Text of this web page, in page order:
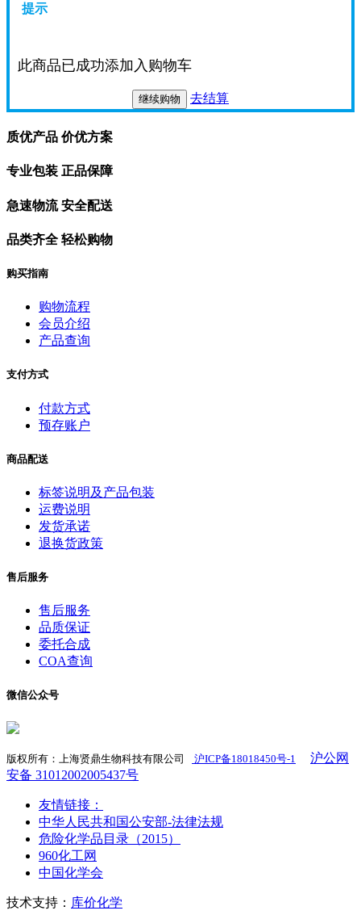
提示
此商品已成功添加入购物车
继续购物 去结算
质优产品 价优方案
专业包装 正品保障
急速物流 安全配送
品类齐全 轻松购物
购买指南
购物流程
会员介绍
产品查询
支付方式
付款方式
预存账户
商品配送
标签说明及产品包装
运费说明
发货承诺
退换货政策
售后服务
售后服务
品质保证
委托合成
COA查询
微信公众号
版权所有：上海贤鼎生物科技有限公司 沪ICP备18018450号-1
沪公网
安备 31012002005437号
友情链接：
中华人民共和国公安部-法律法规
危险化学品目录（2015）
960化工网
中国化学会
技术支持： 库价化学